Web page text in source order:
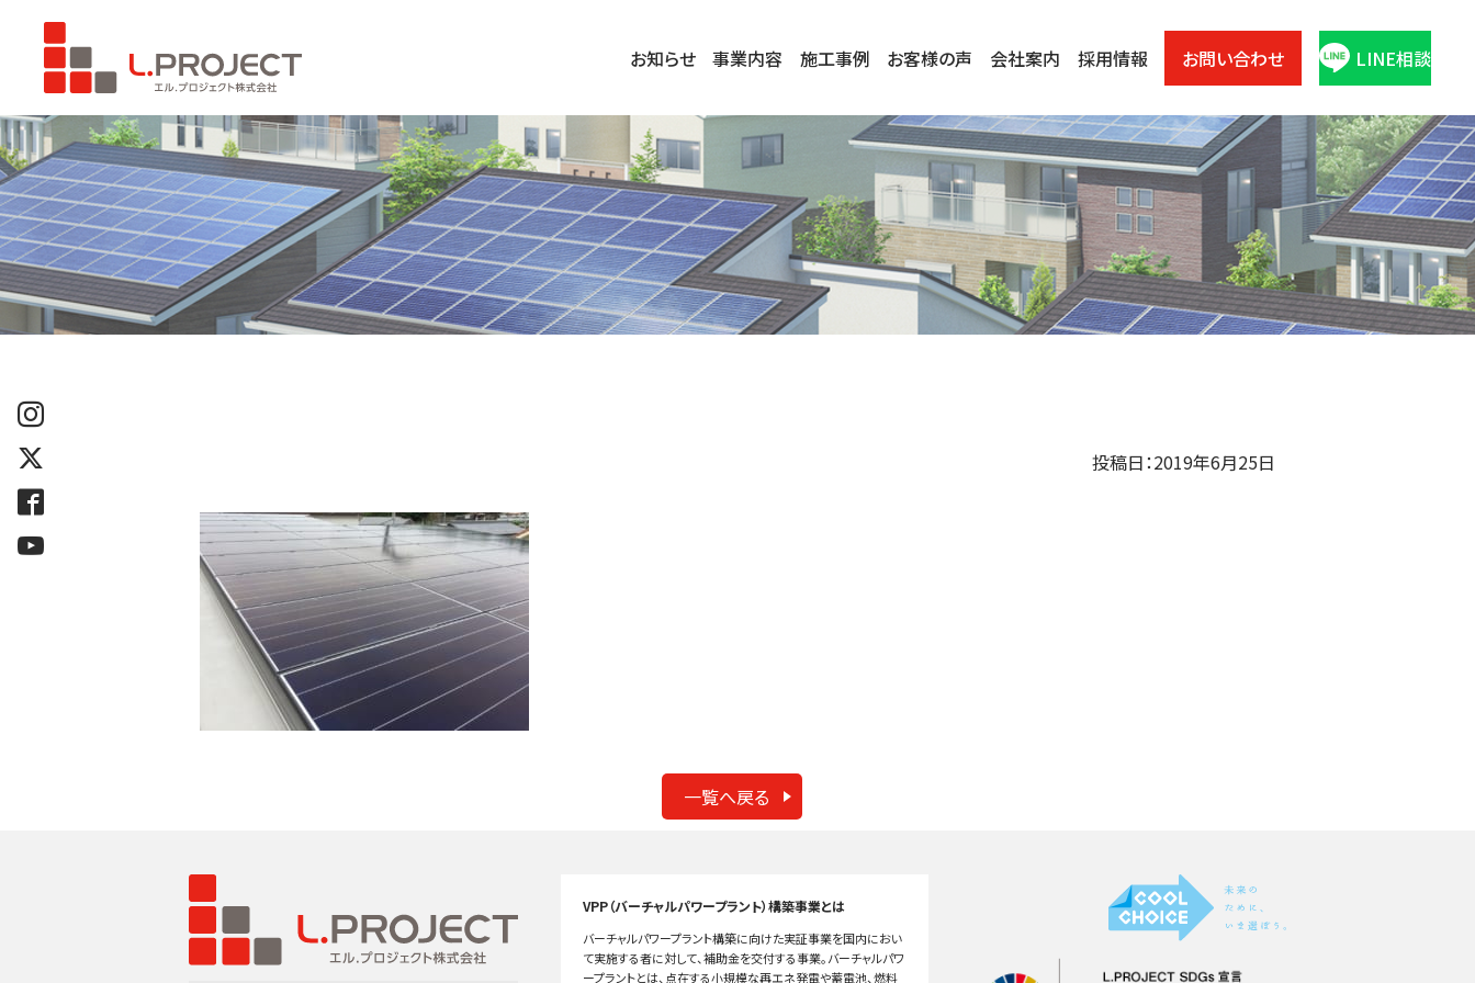
お知らせ 事業内容 施工事例 お客様の声 会社案内 採用情報 お問い合わせ LINE相談
投稿日：2019年6月25日
一覧へ戻る
VPP（バーチャルパワープラント）構築事業とは
バーチャルパワープラント構築に向けた実証事業を国内におい
て実施する者に対して、補助金を交付する事業。バーチャルパワ
ープラントとは、点在する小規模な再エネ発電や蓄電池、燃料